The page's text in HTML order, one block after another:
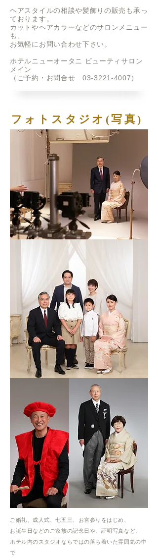
ヘアスタイルの相談や髪飾りの販売も承っ
ております。
カットやヘアカラーなどのサロンメニュー
も、
お気軽にお問い合わせ下さい。
​ホテルニューオータニ ビューティサロン
メイン
（ご予約・お問合せ 03-3221-4007）
​フォトスタジオ(写真)
ご婚礼、成人式、七五三、お宮参りをはじめ、
お誕生日などのご家族の記念日や、証明写真など、
ホテル内のスタジオならではの落ち着いた雰囲気の中
で